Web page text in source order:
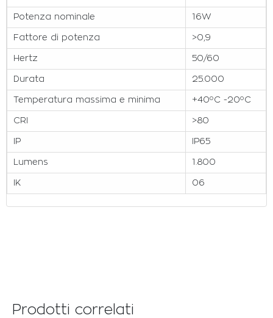
Potenza nominale 16W
Fattore di potenza >0,9
Hertz 50/60
Durata 25.000
Temperatura massima e minima +40ºC -20ºC
CRI >80
IP IP65
Lumens 1.800
IK 06
Prodotti correlati